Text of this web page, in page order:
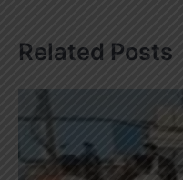
Related Posts